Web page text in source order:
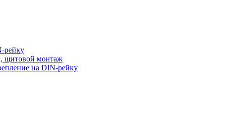
рейку
щитовой монтаж
на DIN-рейку